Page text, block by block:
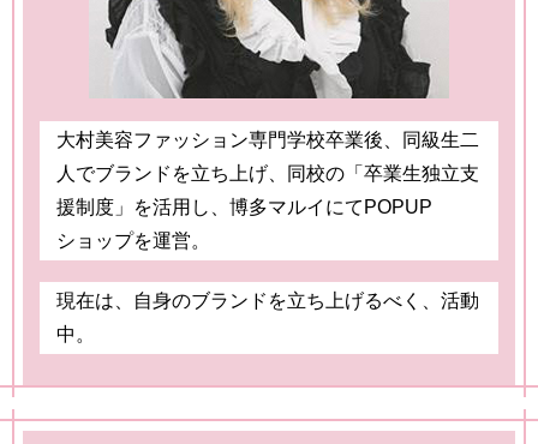
大村美容ファッション専門学校卒業後、同級生二
人でブランドを立ち上げ、同校の「卒業生独立支
援制度」を活用し、博多マルイにてPOPUP
ショップを運営。
現在は、自身のブランドを立ち上げるべく、活動
中。